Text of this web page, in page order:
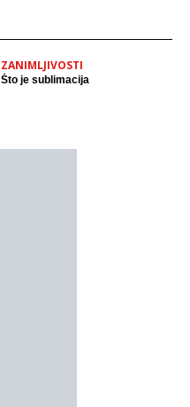
ZANIMLJIVOSTI
Što je sublimacija